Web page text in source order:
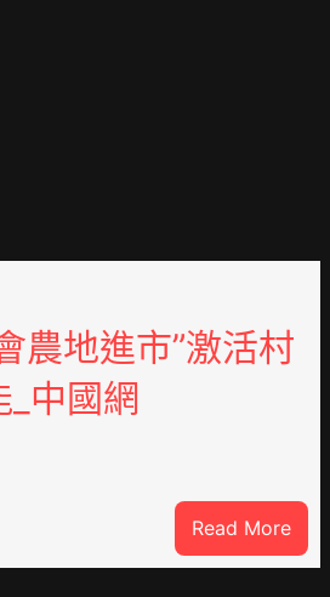
農地進市”激活村
中國網
Read More:
“到